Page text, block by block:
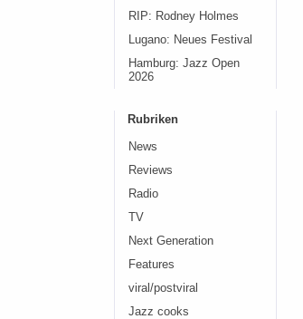
RIP: Rodney Holmes
Lugano: Neues Festival
Hamburg: Jazz Open
2026
Rubriken
News
Reviews
Radio
TV
Next Generation
Features
viral/postviral
Jazz cooks